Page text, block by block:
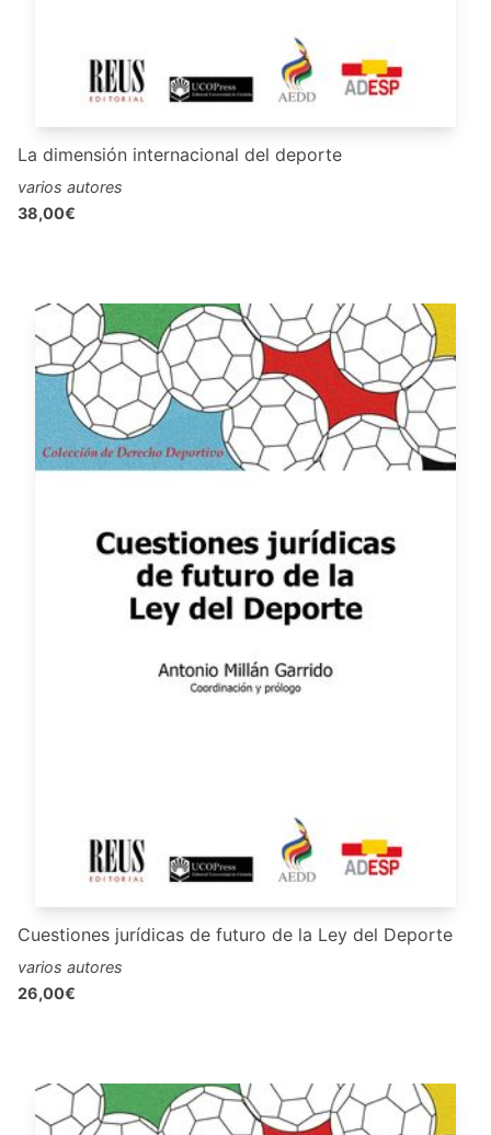
La dimensión internacional del deporte
varios autores
38,00€
Cuestiones jurídicas de futuro de la Ley del Deporte
varios autores
26,00€